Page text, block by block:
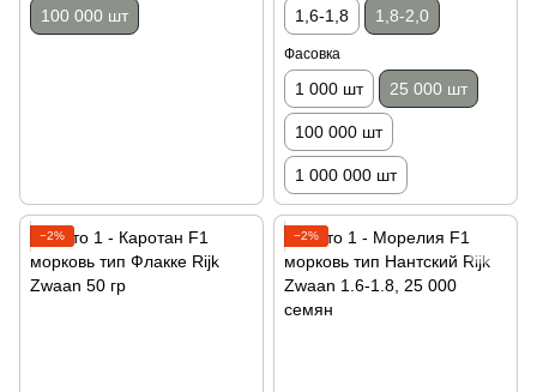
100 000 шт 1,6-1,8 1,8-2,0
Фасовка
1 000 шт 25 000 шт
100 000 шт
1 000 000 шт
−2% −2%